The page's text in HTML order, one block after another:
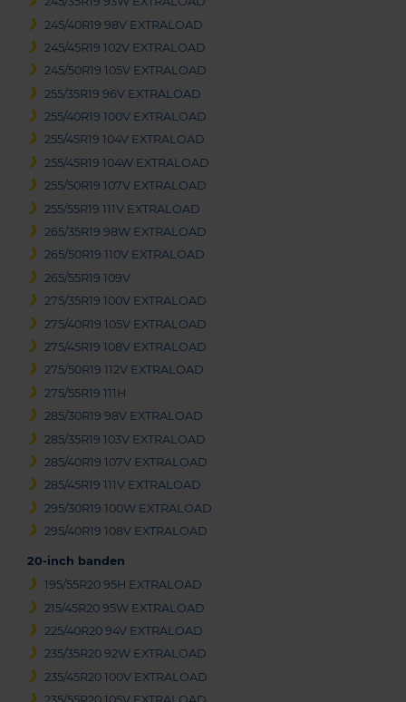
245/40R19 98V EXTRALOAD
245/45R19 102V EXTRALOAD
245/50R19 105V EXTRALOAD
255/35R19 96V EXTRALOAD
255/40R19 100V EXTRALOAD
255/45R19 104V EXTRALOAD
255/45R19 104W EXTRALOAD
255/50R19 107V EXTRALOAD
255/55R19 111V EXTRALOAD
265/35R19 98W EXTRALOAD
265/50R19 110V EXTRALOAD
265/55R19 109V
275/35R19 100V EXTRALOAD
275/40R19 105V EXTRALOAD
275/45R19 108V EXTRALOAD
275/50R19 112V EXTRALOAD
275/55R19 111H
285/30R19 98V EXTRALOAD
285/35R19 103V EXTRALOAD
285/40R19 107V EXTRALOAD
285/45R19 111V EXTRALOAD
295/30R19 100W EXTRALOAD
295/40R19 108V EXTRALOAD
20-inch banden
195/55R20 95H EXTRALOAD
215/45R20 95W EXTRALOAD
225/40R20 94V EXTRALOAD
235/35R20 92W EXTRALOAD
235/45R20 100V EXTRALOAD